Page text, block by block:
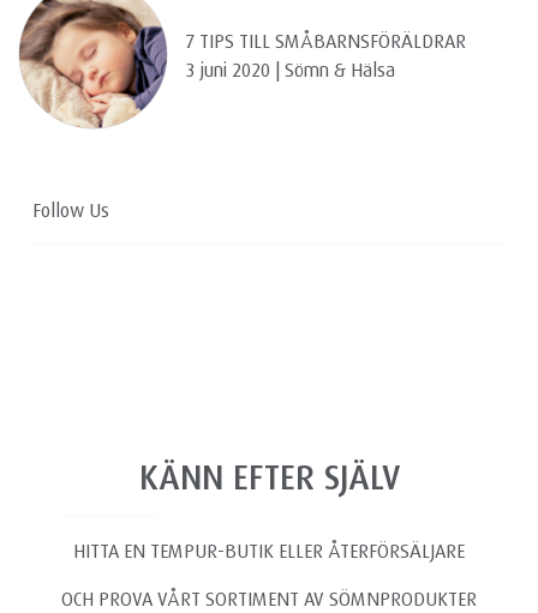
7 TIPS TILL SMÅBARNSFÖRÄLDRAR
3 juni 2020 | Sömn & Hälsa
Follow Us
KÄNN EFTER SJÄLV
HITTA EN TEMPUR-BUTIK ELLER ÅTERFÖRSÄLJARE
OCH PROVA VÅRT SORTIMENT AV SÖMNPRODUKTER